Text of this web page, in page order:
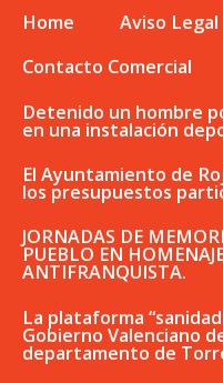
Home Aviso Legal
Contacto Comercial
Detenido un hombre
en una instalación
El Ayuntamiento de
los presupuestos
JORNADAS DE
PUEBLO EN
ANTIFRANQUISTA.
La plataforma
Gobierno Valenciano
departamento de